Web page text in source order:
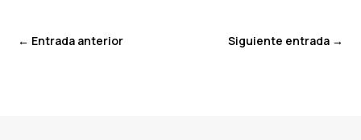
← Entrada anterior Siguiente entrada→